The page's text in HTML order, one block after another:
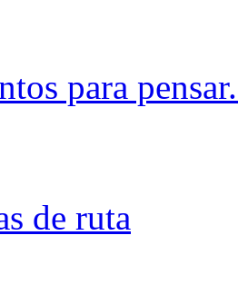
para
de ruta